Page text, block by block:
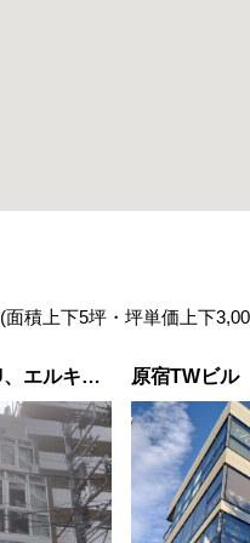
(面積上下5坪・坪単価上下